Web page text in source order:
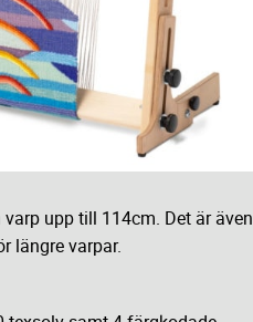
upp till 114cm. Det är även
längre varpar.